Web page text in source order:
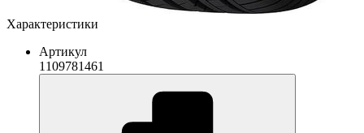
Характеристики
Артикул
1109781461